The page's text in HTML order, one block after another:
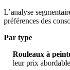
L’analyse
préférences des
Par type
Rouleaux à
leur prix